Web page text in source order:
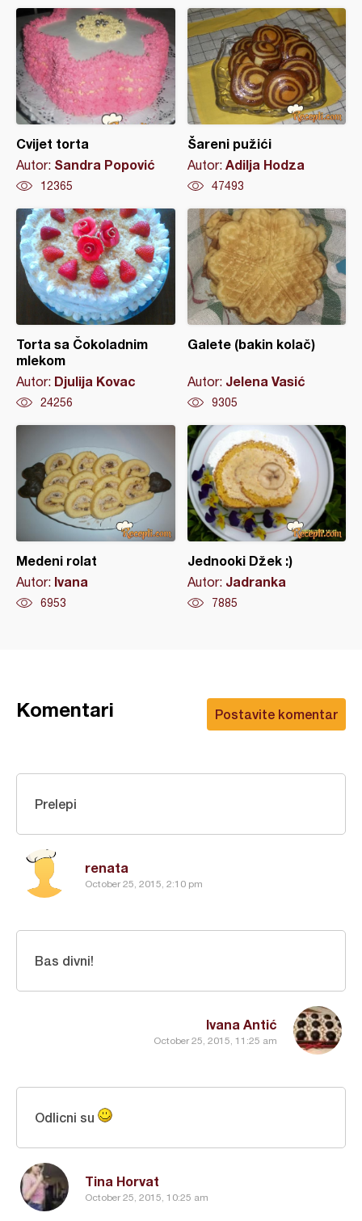
Cvijet torta
Autor: Sandra Popović
12365
Šareni pužići
Autor: Adilja Hodza
47493
Torta sa Čokoladnim
mlekom
Autor: Djulija Kovac
24256
Galete (bakin kolač)
Autor: Jelena Vasić
9305
Medeni rolat
Autor: Ivana
6953
Jednooki Džek :)
Autor: Jadranka
7885
Postavite komentar
Komentari
renata
October 25, 2015, 2:10 pm
Prelepi
Ivana Antić
October 25, 2015, 11:25 am
Bas divni!
Tina Horvat
October 25, 2015, 10:25 am
Odlicni su